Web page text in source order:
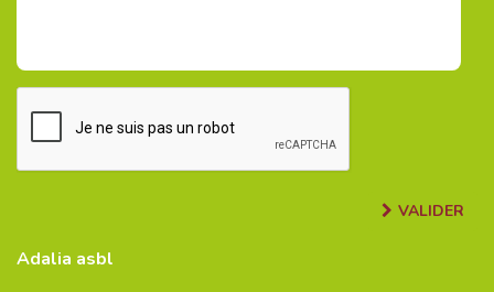
VALIDER
Adalia asbl